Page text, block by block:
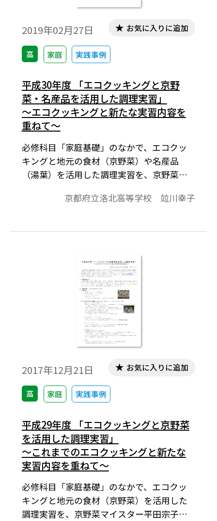
2019年02月27日
高 家庭 実践事例
お気に入りに追加
平成30年度 「エコクッキングと京野
菜・名産品を活用した調理実習」
～エコクッキングと新たな実習内容を
重ねて～
必修科目「家庭基礎」のなかで、エコクッ
キングと地元の食材（京野菜）や名産品
（湯葉）を活用した調理実習を、京野菜マ
た。 これまでに、エコクッキングや京野菜
て報告しましたが（平成27年度「地域の食
「エコクッキングと京野菜を活用した調理
実習」）、今年度は、献立を一新し、洋食
のマナーも含めた試食に繋げています。この
実習内容について報告したいと思います。是
非、食材を工夫・応用してお試しくださ
京都府立洛北高等学校 竝川幸子
2017年12月21日
高 家庭 実践事例
お気に入りに追加
平成29年度 「エコクッキングと京野菜
を活用した調理実習」
～これまでのエコクッキングと新たな
実習内容を重ねて～
必修科目「家庭基礎」のなかで、エコクッ
キングと地元の食材（京野菜）を活用した
調理実習を、京野菜マイスター平田宗子氏